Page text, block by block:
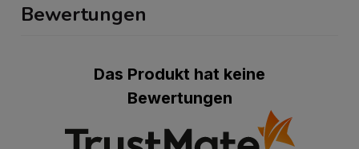
Bewertungen
Das Produkt hat keine
Bewertungen